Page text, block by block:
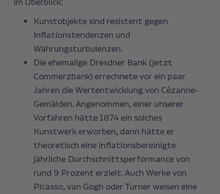
Kunstobjekte sind resistent gegen
Inflationstendenzen und
Währungsturbulenzen.
Die ehemalige Dresdner Bank (jetzt
Commerzbank) errechnete vor ein paar
Jahren die Wertentwicklung von Cézanne-
Gemälden. Angenommen, einer unserer
Vorfahren hätte 1874 ein solches
Kunstwerk erworben, dann hätte er
theoretisch eine inflationsbereinigte
jährliche Durchschnittsperformance von
rund 9 Prozent erzielt. Auch Werke von
Picasso, van Gogh oder Turner weisen eine